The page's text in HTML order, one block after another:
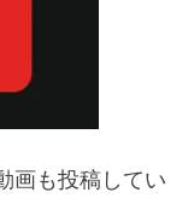
画も投稿してい